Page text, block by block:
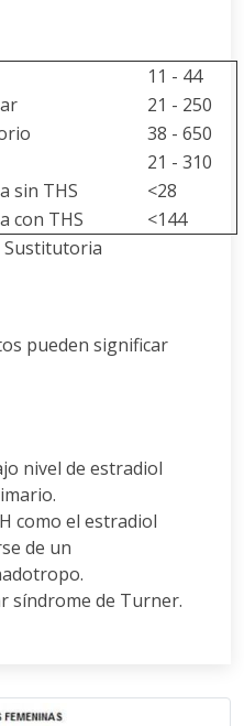
11 - 44
21 - 250
38 - 650
21 - 310
sin THS
<28
con THS
<144
Sustitutoria
pueden significar
nivel de estradiol
como el estradiol
de un
síndrome de Turner.